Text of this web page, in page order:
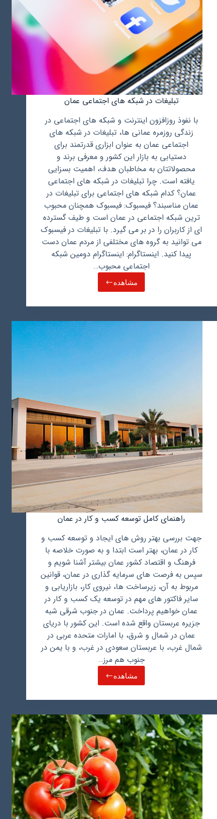
تبلیغات در شبکه های اجتماعی عمان
با نفوذ روزافزون اینترنت و شبکه های اجتماعی در
زندگی روزمره عمانی ها، تبلیغات در شبکه های
اجتماعی عمان به عنوان ابزاری قدرتمند برای
دستیابی به بازار این کشور و معرفی برند و
محصولاتتان به مخاطبان هدف، اهمیت بسزایی
یافته است. چرا تبلیغات در شبکه های اجتماعی
عمان؟ کدام شبکه های اجتماعی برای تبلیغات در
عمان مناسبند؟ فیسبوک: فیسبوک همچنان محبوب
ترین شبکه اجتماعی در عمان است و طیف گسترده
ای از کاربران را در بر می گیرد. با تبلیغات در فیسبوک
می توانید به گروه های مختلفی از مردم عمان دست
پیدا کنید. اینستاگرام: اینستاگرام دومین شبکه
اجتماعی محبوب…
مشاهدهتبلیغات
شبکه
اجتماعی
عمان
راهنمای کامل توسعه کسب و کار در عمان
جهت بررسی بهتر روش های ایجاد و توسعه کسب و
کار در عمان، بهتر است ابتدا و به صورت خلاصه با
فرهنگ و اقتصاد کشور عمان بیشتر آشنا شویم و
سپس به فرصت های سرمایه گذاری در عمان، قوانین
مربوط به آن، زیرساخت ها، نیروی کار، بازاریابی و
سایر فاکتور های مهم در توسعه یک کسب و کار در
عمان خواهیم پرداخت. عمان در جنوب شرقی شبه
جزیره عربستان واقع شده است. این کشور با دریای
عمان در شمال و شرق، با امارات متحده عربی در
شمال غرب، با عربستان سعودی در غرب، و با یمن در
جنوب هم مرز…
مشاهدهراهنمای
توسعه
و
کار
در
عمان